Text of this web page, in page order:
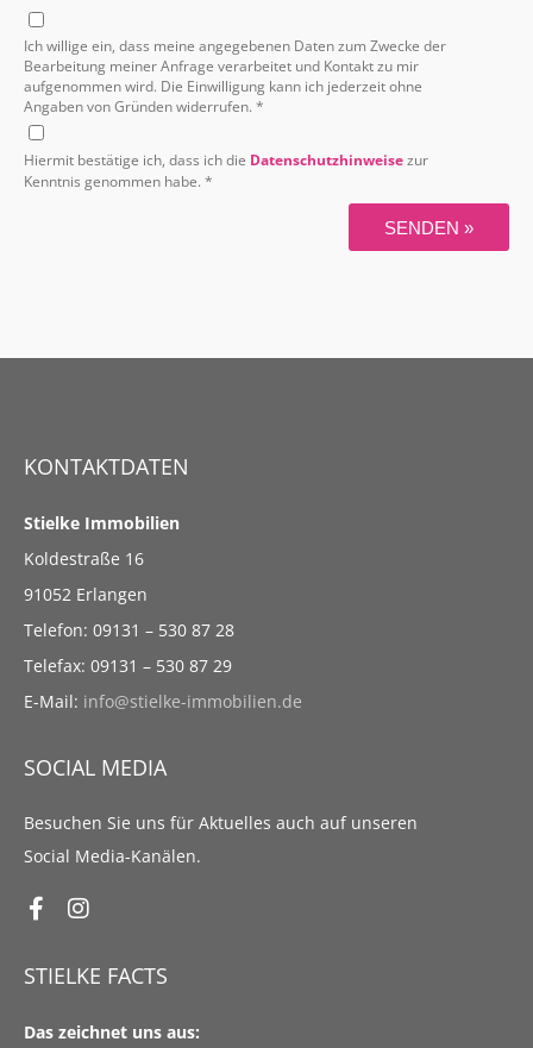
KONTAKTDATEN
Stielke Immobilien
Koldestraße 16
91052 Erlangen
Telefon: 09131 – 530 87 28
Telefax: 09131 – 530 87 29
E-Mail: info@stielke-immobilien.de
SOCIAL MEDIA
Besuchen Sie uns für Aktuelles auch auf unseren
Social Media-Kanälen.
STIELKE FACTS
Das zeichnet uns aus:
Ich willige ein, dass meine angegebenen Daten zum Zwecke der
Bearbeitung meiner Anfrage verarbeitet und Kontakt zu mir
aufgenommen wird. Die Einwilligung kann ich jederzeit ohne
Angaben von Gründen widerrufen. *
Hiermit bestätige ich, dass ich die Datenschutzhinweisezur
Kenntnis genommen habe. *
SENDEN »